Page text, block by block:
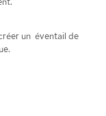
un éventail de